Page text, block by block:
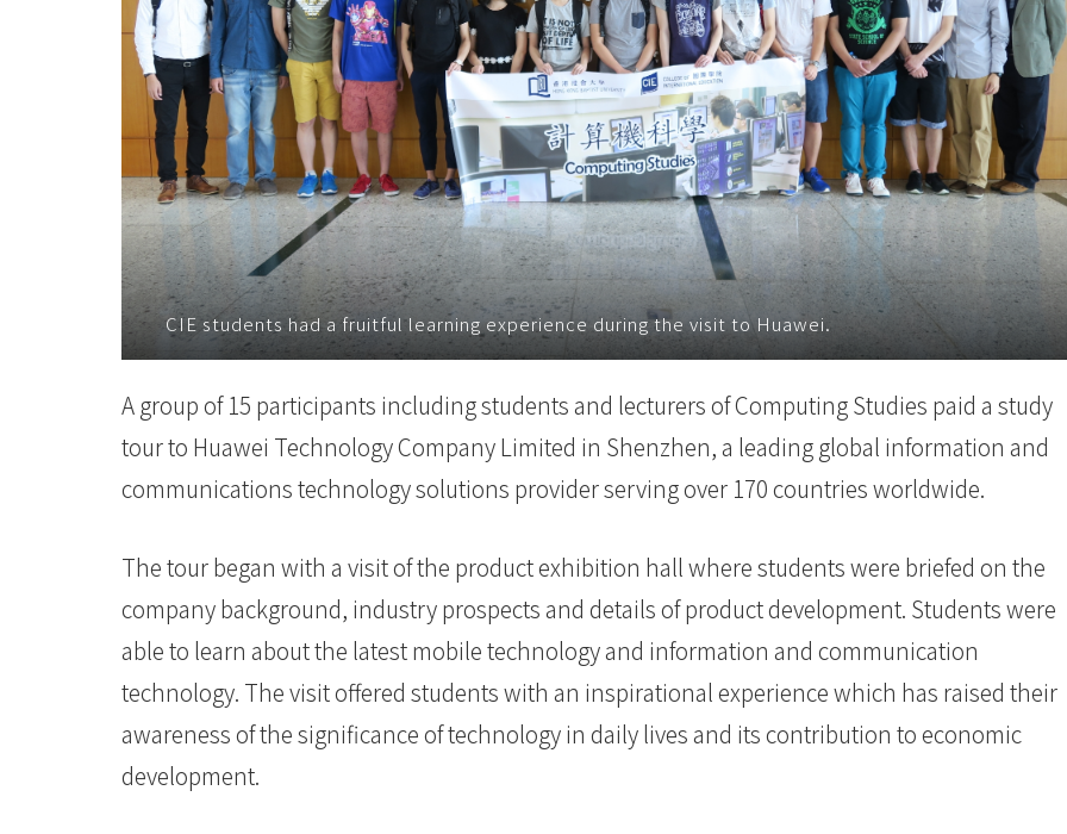
CIE students had a fruitful learning experience during the visit to Huawei.
A group of 15 participants including students and lecturers of Computing Studies paid a study
tour to Huawei Technology Company Limited in Shenzhen, a leading global information and
communications technology solutions provider serving over 170 countries worldwide.
The tour began with a visit of the product exhibition hall where students were briefed on the
company background, industry prospects and details of product development. Students were
able to learn about the latest mobile technology and information and communication
technology. The visit offered students with an inspirational experience which has raised their
awareness of the significance of technology in daily lives and its contribution to economic
development.